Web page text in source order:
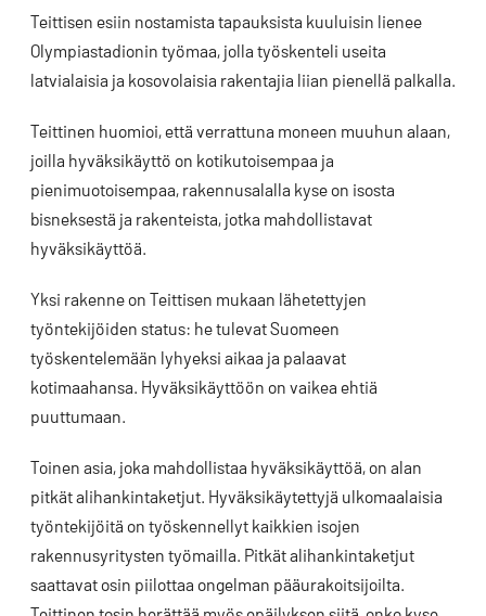
Teittisen esiin nostamista tapauksista kuuluisin lienee
Olympiastadionin työmaa, jolla työskenteli useita
latvialaisia ja kosovolaisia rakentajia liian pienellä palkalla.
Teittinen huomioi, että verrattuna moneen muuhun alaan,
joilla hyväksikäyttö on kotikutoisempaa ja
pienimuotoisempaa, rakennusalalla kyse on isosta
bisneksestä ja rakenteista, jotka mahdollistavat
hyväksikäyttöä.
Yksi rakenne on Teittisen mukaan lähetettyjen
työntekijöiden status: he tulevat Suomeen
työskentelemään lyhyeksi aikaa ja palaavat
kotimaahansa. Hyväksikäyttöön on vaikea ehtiä
puuttumaan.
Toinen asia, joka mahdollistaa hyväksikäyttöä, on alan
pitkät alihankintaketjut. Hyväksikäytettyjä ulkomaalaisia
työntekijöitä on työskennellyt kaikkien isojen
rakennusyritysten työmailla. Pitkät alihankintaketjut
saattavat osin piilottaa ongelman pääurakoitsijoilta.